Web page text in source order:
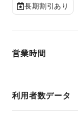
長期割引あり
営業時間
利用者数データ